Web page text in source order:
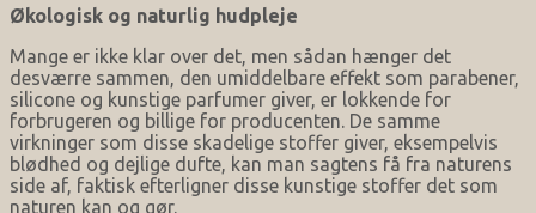
Økologisk og naturlig hudpleje
Mange er ikke klar over det, men sådan hænger det
desværre sammen, den umiddelbare effekt som parabener,
silicone og kunstige parfumer giver, er lokkende for
forbrugeren og billige for producenten. De samme
virkninger som disse skadelige stoffer giver, eksempelvis
blødhed og dejlige dufte, kan man sagtens få fra naturens
side af, faktisk efterligner disse kunstige stoffer det som
naturen kan og gør.